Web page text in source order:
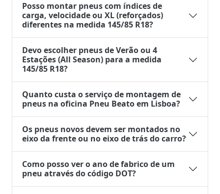
Posso montar pneus com índices de
carga, velocidade ou XL (reforçados)
diferentes na medida 145/85 R18?
Devo escolher pneus de Verão ou 4
Estações (All Season) para a medida
145/85 R18?
Quanto custa o serviço de montagem de
pneus na oficina Pneu Beato em Lisboa?
Os pneus novos devem ser montados no
eixo da frente ou no eixo de trás do carro?
Como posso ver o ano de fabrico de um
pneu através do código DOT?